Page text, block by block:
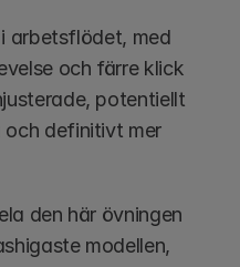
arbetsflödet, med
och färre klick
potentiellt
definitivt mer
den här övningen
modellen,